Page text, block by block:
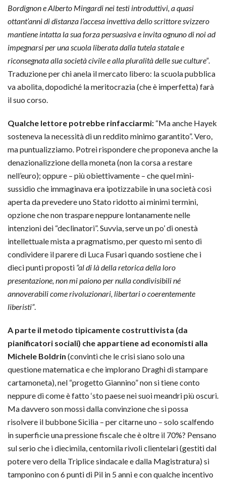
Bordignon e Alberto Mingardi nei testi introduttivi, a quasi
ottant’anni di distanza l’accesa invettiva dello scrittore svizzero
mantiene intatta la sua forza persuasiva e invita ognuno di noi ad
impegnarsi per una scuola liberata dalla tutela statale e
riconsegnata alla società civile e alla pluralità delle sue culture”.
Traduzione per chi anela il mercato libero: la scuola pubblica
va abolita, dopodiché la meritocrazia (che è imperfetta) farà
il suo corso.
Qualche lettore potrebbe rinfacciarmi: “Ma anche Hayek
sosteneva la necessità di un reddito minimo garantito”. Vero,
ma puntualizziamo. Potrei rispondere che proponeva anche la
denazionalizzione della moneta (non la corsa a restare
nell’euro); oppure – più obiettivamente – che quel mini-
sussidio che immaginava era ipotizzabile in una società così
aperta da prevedere uno Stato ridotto ai minimi termini,
opzione che non traspare neppure lontanamente nelle
intenzioni dei “declinatori”. Suvvia, serve un po’ di onestà
intellettuale mista a pragmatismo, per questo mi sento di
condividere il parere di Luca Fusari quando sostiene che i
dieci punti proposti “al di là della retorica della loro
presentazione, non mi paiono per nulla condivisibili né
annoverabili come rivoluzionari, libertari o coerentemente
liberisti”.
A parte il metodo tipicamente costruttivista (da
pianificatori sociali) che appartiene ad economisti alla
Michele Boldrin (convinti che le crisi siano solo una
questione matematica e che implorano Draghi di stampare
cartamoneta), nel “progetto Giannino” non si tiene conto
neppure di come è fatto ‘sto paese nei suoi meandri più oscuri.
Ma davvero son mossi dalla convinzione che si possa
risolvere il bubbone Sicilia – per citarne uno – solo scalfendo
in superficie una pressione fiscale che è oltre il 70%? Pensano
sul serio che i diecimila, centomila rivoli clientelari (gestiti dal
potere vero della Triplice sindacale e dalla Magistratura) si
tamponino con 6 punti di Pil in 5 anni e con qualche incentivo